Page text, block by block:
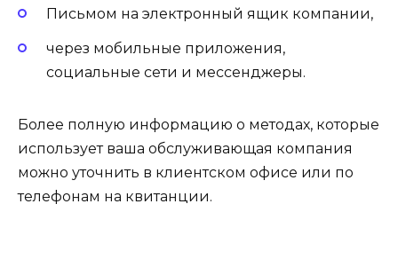
Письмом на электронный ящик компании,
через мобильные приложения,
социальные сети и мессенджеры.
Более полную информацию о методах, которые
использует ваша обслуживающая компания
можно уточнить в клиентском офисе или по
телефонам на квитанции.